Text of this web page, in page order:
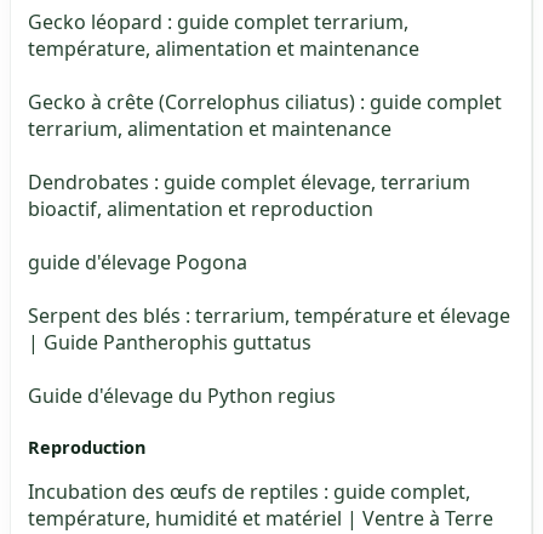
Gecko léopard : guide complet terrarium,
température, alimentation et maintenance
Gecko à crête (Correlophus ciliatus) : guide complet
terrarium, alimentation et maintenance
Dendrobates : guide complet élevage, terrarium
bioactif, alimentation et reproduction
guide d'élevage Pogona
Serpent des blés : terrarium, température et élevage
| Guide Pantherophis guttatus
Guide d'élevage du Python regius
Reproduction
Incubation des œufs de reptiles : guide complet,
température, humidité et matériel | Ventre à Terre